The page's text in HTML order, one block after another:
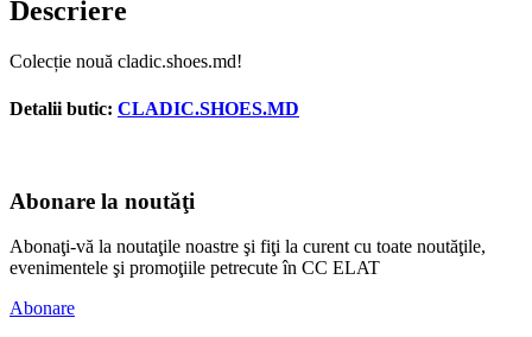
Descriere
Colecție nouă cladic.shoes.md!
Detalii butic: CLADIC.SHOES.MD
Abonare la noutăţi
Abonaţi-vă la noutaţile noastre şi fiţi la curent cu toate noutăţile,
evenimentele şi promoţiile petrecute în CC ELAT
Abonare